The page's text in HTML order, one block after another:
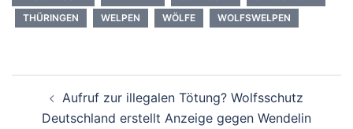
THÜRINGEN
WELPEN WÖLFE WOLFSWELPEN
Aufruf zur illegalen Tötung? Wolfsschutz
Deutschland erstellt Anzeige gegen Wendelin